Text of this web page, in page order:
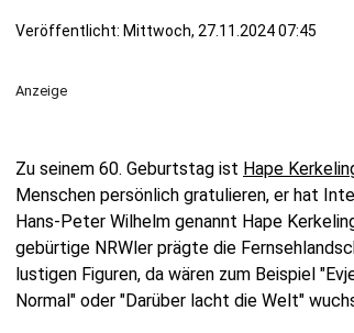
Veröffentlicht: Mittwoch, 27.11.2024 07:45
Anzeige
Zu seinem 60. Geburtstag ist Hape
Menschen persönlich gratulieren, er hat
Hans-Peter Wilhelm genannt Hape
gebürtige NRWler prägte die
lustigen Figuren, da wären zum Beispiel
Normal" oder "Darüber lacht die Welt"